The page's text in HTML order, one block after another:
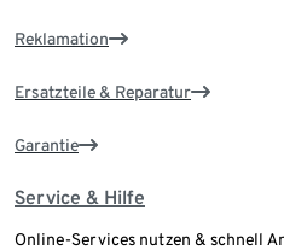
Reklamation
Ersatzteile & Reparatur
Garantie
Service & Hilfe
Online-Services nutzen & schnell